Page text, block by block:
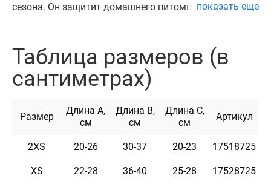
сезона. Он защитит домашнего питомца от дождя и
1. Застежка на липучке: Удобная липучка позволяет
легко одевать и подбирать размер дождевика, что
2. Отверстие для полукольца: Специальное отверстие
крепить поводки за ошейник вашего любимца,
обеспечивая безопасность во время прогулок.
показать еще
Таблица размеров (в
сантиметрах)
Размер
Длина А,
см
Длина B,
см
Длина C,
см
Артикул
2XS 20-26 30-37 20-23 17518725
XS 22-28 36-40 25-28 17528725